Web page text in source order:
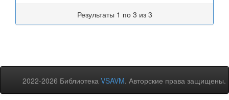
Результаты 1 по 3 из 3
2022-2026 Библиотека VSAVM. Авторские права защищены.